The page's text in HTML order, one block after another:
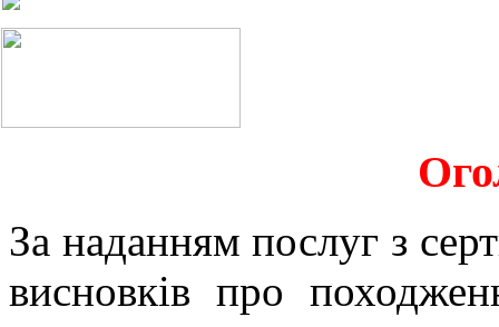
За наданням послуг з
висновків про